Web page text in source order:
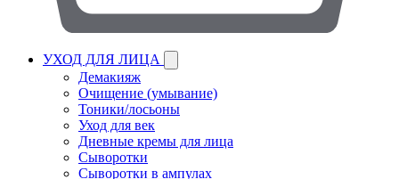
УХОД ДЛЯ ЛИЦА
Демакияж
Очищение (умывание)
Тоники/лосьоны
Уход для век
Дневные кремы для лица
Сыворотки
Сыворотки в ампулах